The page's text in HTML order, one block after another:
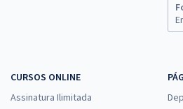
CURSOS ONLINE
Assinatura Ilimitada